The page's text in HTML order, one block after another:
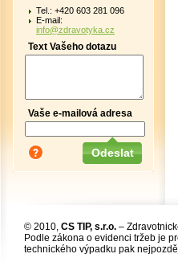
Tel.: +420 603 281 096
E-mail:
info@zdravotyka.cz
Text Vašeho dotazu
Vaše e-mailová adresa
© 2010, CS TIP, s.r.o. –
Podle zákona o evidenci tržeb je
technického výpadku pak